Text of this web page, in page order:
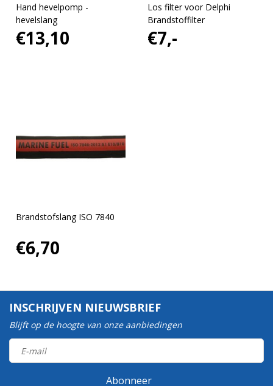
Hand hevelpomp -
hevelslang
€13,10
Los filter voor Delphi
Brandstoffilter
€7,-
Brandstofslang ISO 7840
€6,70
INSCHRIJVEN NIEUWSBRIEF
Blijft op de hoogte van onze aanbiedingen
Abonneer